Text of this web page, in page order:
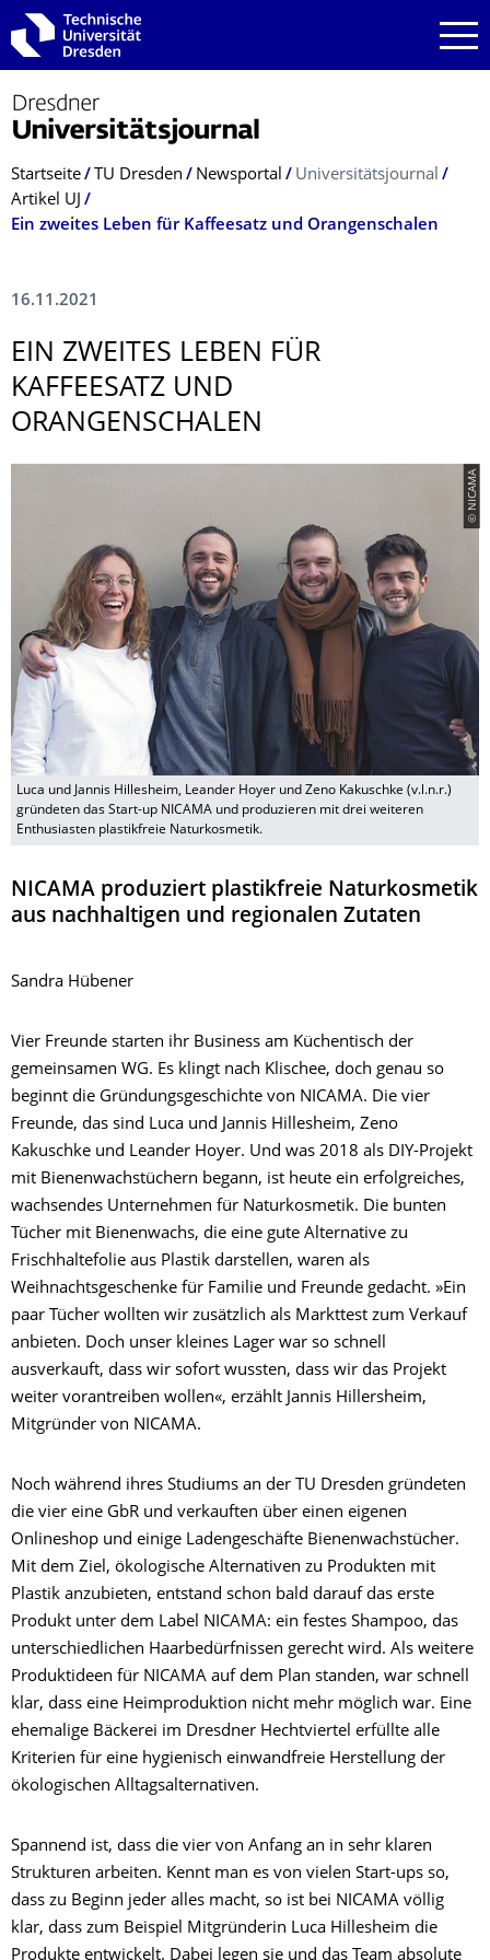
Zur Hauptnavigation springen
Zur Suche springen
Zum Inhalt springen
Breadcrumb-Menü
Startseite TU Dresden Newsportal
Universitätsjournal
Artikel UJ
Ein zweites Leben für Kaffeesatz und Orangenschalen
16.11.2021
EIN ZWEITES LEBEN FÜR
KAFFEESATZ UND
ORANGENSCHALEN
© NICAMA
Luca und Jannis Hillesheim, Leander Hoyer und Zeno Kakuschke (v.l.n.r.)
gründeten das Start-up NICAMA und produzieren mit drei weiteren
Enthusiasten plastikfreie Naturkosmetik.
NICAMA produziert plastikfreie Naturkosmetik
aus nachhaltigen und regionalen Zutaten
Sandra Hübener
Vier Freunde starten ihr Business am Küchentisch der
gemeinsamen WG. Es klingt nach Klischee, doch genau so
beginnt die Gründungsgeschichte von NICAMA. Die vier
Freunde, das sind Luca und Jannis Hillesheim, Zeno
Kakuschke und Leander Hoyer. Und was 2018 als DIY-Projekt
mit Bienenwachstüchern begann, ist heute ein erfolgreiches,
wachsendes Unternehmen für Naturkosmetik. Die bunten
Tücher mit Bienenwachs, die eine gute Alternative zu
Frischhaltefolie aus Plastik darstellen, waren als
Weihnachtsgeschenke für Familie und Freunde gedacht. »Ein
paar Tücher wollten wir zusätzlich als Markttest zum Verkauf
anbieten. Doch unser kleines Lager war so schnell
ausverkauft, dass wir sofort wussten, dass wir das Projekt
weiter vorantreiben wollen«, erzählt Jannis Hillersheim,
Mitgründer von NICAMA.
Noch während ihres Studiums an der TU Dresden gründeten
die vier eine GbR und verkauften über einen eigenen
Onlineshop und einige Ladengeschäfte Bienenwachstücher.
Mit dem Ziel, ökologische Alternativen zu Produkten mit
Plastik anzubieten, entstand schon bald darauf das erste
Produkt unter dem Label NICAMA: ein festes Shampoo, das
unterschiedlichen Haarbedürfnissen gerecht wird. Als weitere
Produktideen für NICAMA auf dem Plan standen, war schnell
klar, dass eine Heimproduktion nicht mehr möglich war. Eine
ehemalige Bäckerei im Dresdner Hechtviertel erfüllte alle
Kriterien für eine hygienisch einwandfreie Herstellung der
ökologischen Alltagsalternativen.
Spannend ist, dass die vier von Anfang an in sehr klaren
Strukturen arbeiten. Kennt man es von vielen Start-ups so,
dass zu Beginn jeder alles macht, so ist bei NICAMA völlig
klar, dass zum Beispiel Mitgründerin Luca Hillesheim die
Produkte entwickelt. Dabei legen sie und das Team absolute